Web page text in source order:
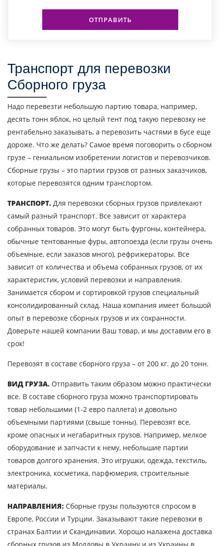
ОТПРАВИТЬ
Транспорт для перевозки
Сборного груза
Надо перевезти небольшую партию товара, например,
десять тонн яблок, но целый тент под такую перевозку не
рентабельно заказывать, а перевозить частями в бусе еще
дороже. Что же делать? Самое время поговорить о сборном
грузе – гениальном изобретении логистов и перевозчиков.
Сборные грузы – это партии грузов от разных заказчиков,
которые перевозятся одним транспортом.
ТРАНСПОРТ. Для перевозки сборных грузов привлекают
самый разный транспорт. Все зависит от характера
собранных товаров. Это могут быть фургоны, контейнера,
обычные тентованные фуры, автопоезда (если грузы очень
объемные, если заказов много), рефрижераторы. Все
зависит от количества и объема собранных грузов, от их
характеристик, условий перевозки и направления.
Занимается сбором и сортировкой грузов специальный
консолидированный склад. Наша компания имеет большой
опыт в перевозке сборных грузов и их сохранности.
Доверьте нашей компании Ваш товар, и мы доставим его в
срок!
Перевозят в составе сборного груза – от 200 кг. до 20 тонн.
ВИД ГРУЗА. Отправить таким образом можно практически
все. В составе сборного груза можно транспортировать
товар небольшими (1-2 евро паллета) и довольно
объемными партиями (свыше тонны). Перевозят все,
кроме опасных и негабаритных грузов. Например, мелкое
оборудование и запчасти к нему, небольшие партии
товаров долгого хранения. Это игрушки, одежда, текстиль,
электроника, косметика, парфюмерия, строительные
материалы.
НАПРАВЛЕНИЯ: Сборные грузы пользуются спросом в
Европе, России и Турции. Заказывают такие перевозки в
странах Балтии и Скандинавии. Хорошо налажена доставка
Узнать стоимость
перевозки
Страна загрузки
Страна выгрузки
Город выгрузки